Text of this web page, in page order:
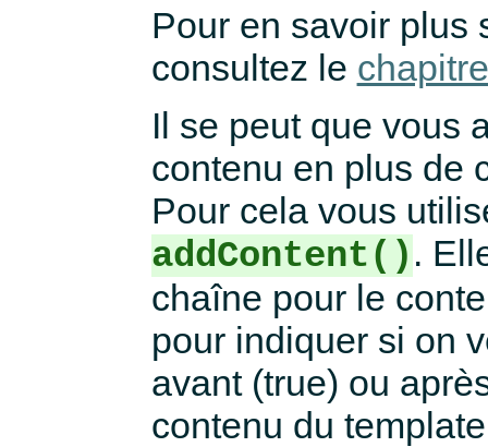
Pour en savoir plus
consultez le
Il se peut que vous
contenu en plus de
Pour cela vous
addContent() .
chaîne pour le
pour indiquer si on
avant (true) ou
contenu du